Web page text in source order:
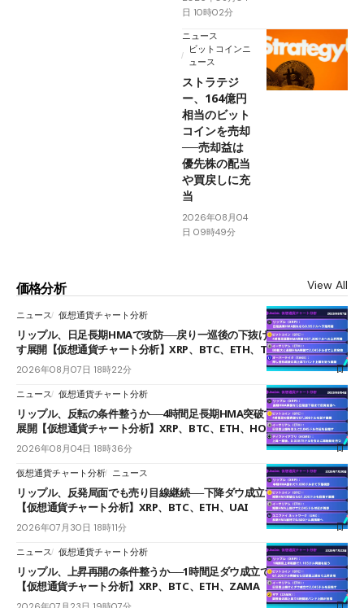
日 10時02分
ニュース
ビットコインニ
ュース
ストラテジ
ー、164億円
相当のビット
コインを売却
──売却益は
優先株の配当
や買戻しに充
当
2026年08月04
日 09時49分
価格分析 View All
ニュース 仮想通貨チャート分析
リップル、日足長期HMAで攻防──戻り一巡後の下抜けで0.95ドルを試
す展開【仮想通貨チャート分析】XRP、BTC、ETH、TAKE
2026年08月07日 18時22分
ニュース 仮想通貨チャート分析
リップル、反転の条件整うか──4時間足長期HMA突破で雲下端を目指す
展開【仮想通貨チャート分析】XRP、BTC、ETH、HOME
2026年08月04日 18時36分
仮想通貨チャート分析 ニュース
リップル、反発局面でも売り目線継続──下降ダウ成立で下値追う展開
【仮想通貨チャート分析】XRP、BTC、ETH、UAI
2026年07月30日 18時11分
ニュース 仮想通貨チャート分析
リップル、上昇再開の条件整うか──1時間足ダウ成立で1.185ドルを狙う
【仮想通貨チャート分析】XRP、BTC、ETH、ZAMA